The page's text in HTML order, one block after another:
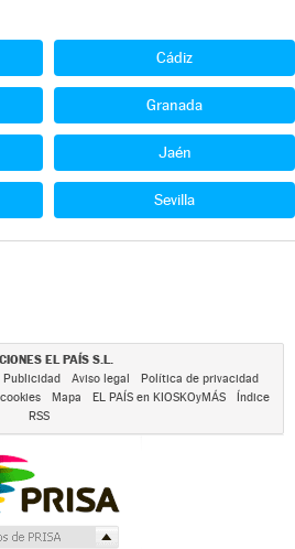
Cádiz
Granada
Jaén
Sevilla
EL PAÍS S.L.
Publicidad Aviso legal
Política de privacidad
Mapa EL PAÍS en KIOSKOyMÁS
Índice
RSS